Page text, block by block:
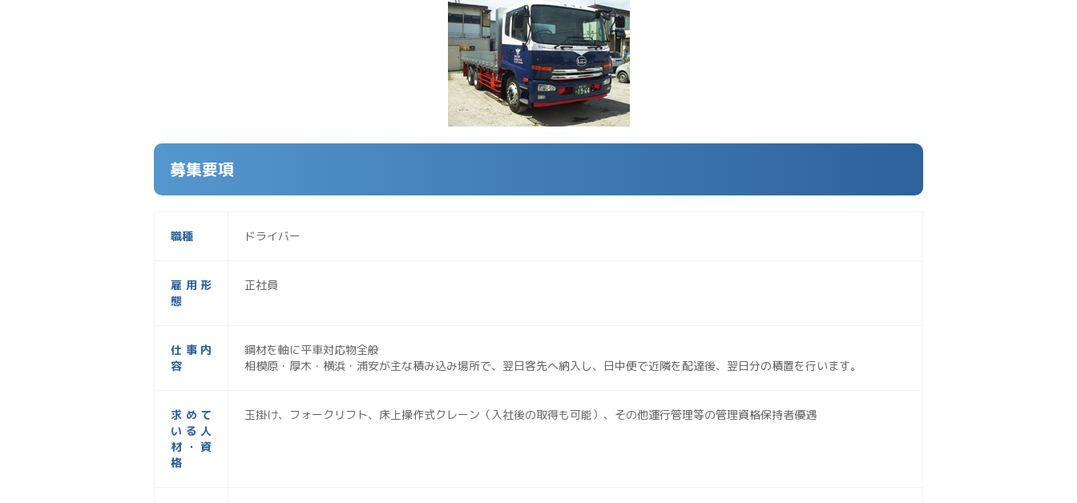
募集要項
職種 ドライバー
雇用形
態
正社員
仕事内
容
鋼材を軸に平車対応物全般
相模原・厚木・横浜・浦安が主な積み込み場所で、翌日客先へ納入し、日中便で近隣を配達後、翌日分の積置を行います。
求めて
いる人
材・資
格
玉掛け、フォークリフト、床上操作式クレーン（入社後の取得も可能）、その他運行管理等の管理資格保持者優遇